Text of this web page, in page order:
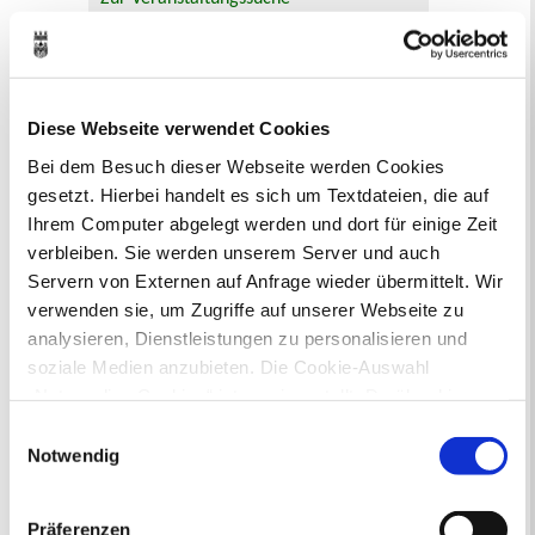
Diese Webseite verwendet Cookies
Bei dem Besuch dieser Webseite werden Cookies
gesetzt. Hierbei handelt es sich um Textdateien, die auf
Ihrem Computer abgelegt werden und dort für einige Zeit
verbleiben. Sie werden unserem Server und auch
Servern von Externen auf Anfrage wieder übermittelt. Wir
verwenden sie, um Zugriffe auf unserer Webseite zu
analysieren, Dienstleistungen zu personalisieren und
soziale Medien anzubieten. Die Cookie-Auswahl
Drittländern (USA) mit unzureichendem
Datenschutzniveau verarbeiten. Es besteht die Gefahr,
dass diese zu Kontroll- und Überwachungszwecken von
Notwendig
Präferenzen
Stadtverwaltung
Bauleitplanung: Für Bürger*innen gibt
es Möglichkeiten, sich an
Bebauungsplänen und Änderungen zum
Flächennutzungsplan zu beteiligen.
Aktuelle Bürgerbeteiligungen zu
Bebauungsplänen finden Sie hier.
Aktuelle Bürgerbeteiligungen zu
Sie hier.